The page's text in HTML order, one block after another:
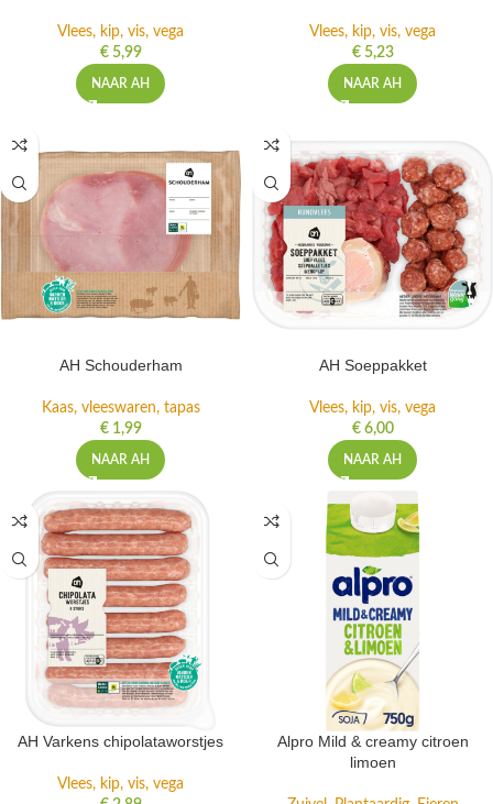
Vlees, kip, vis, vega
€5,99
NAAR AH
Vlees, kip, vis, vega
€5,23
NAAR AH
AH Schouderham
Kaas, vleeswaren, tapas
€1,99
NAAR AH
AH Soeppakket
Vlees, kip, vis, vega
€6,00
NAAR AH
AH Varkens chipolataworstjes
Vlees, kip, vis, vega
Alpro Mild & creamy citroen
limoen